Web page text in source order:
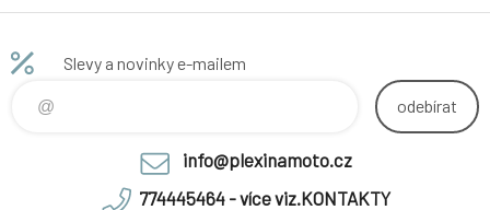
Slevy a novinky e-mailem
odebírat
info@plexinamoto.cz
774445464 - více viz.KONTAKTY